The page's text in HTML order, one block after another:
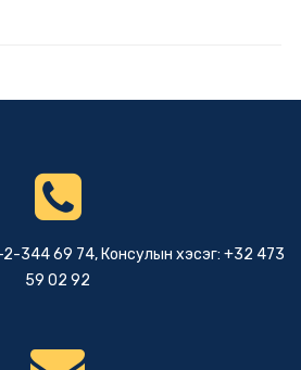
344 69 74, Консулын хэсэг: +32 473
59 02 92